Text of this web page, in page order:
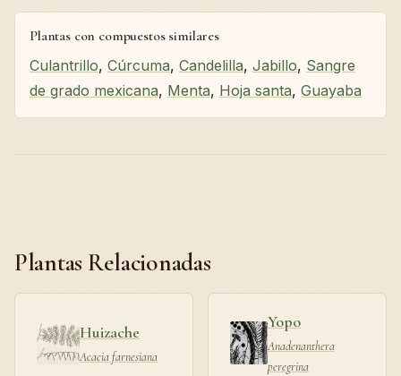
Plantas con compuestos similares
Culantrillo, Cúrcuma, Candelilla, Jabillo, Sangre
de grado mexicana, Menta, Hoja santa, Guayaba
Plantas Relacionadas
Huizache
Acacia farnesiana
Yopo
Anadenanthera
peregrina